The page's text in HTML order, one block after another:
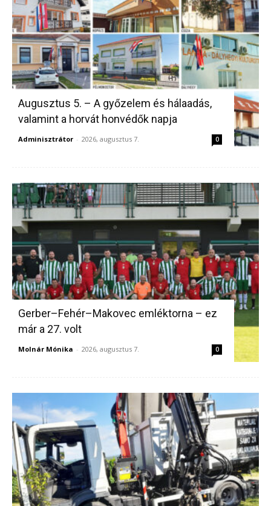
Augusztus 5. – A győzelem és hálaadás,
valamint a horvát honvédők napja
Adminisztrátor - 2026, augusztus 7. 0
Gerber–Fehér–Makovec emléktorna – ez
már a 27. volt
Molnár Mónika - 2026, augusztus 7. 0